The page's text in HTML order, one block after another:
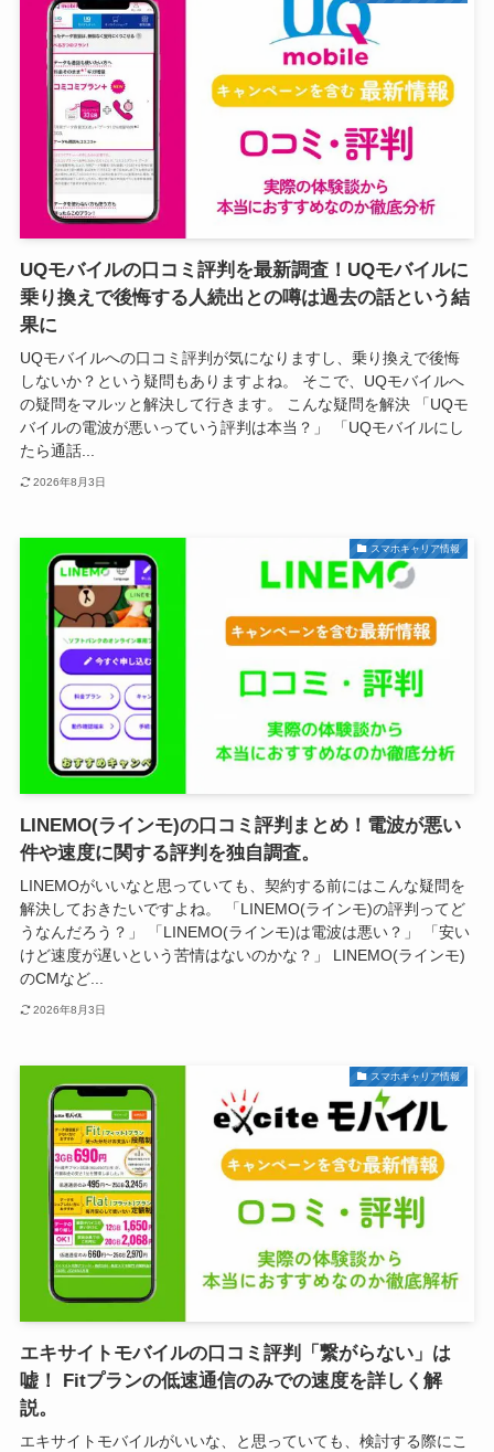
UQモバイルの口コミ評判を最新調査！UQモバイルに
乗り換えで後悔する人続出との噂は過去の話という結
果に
UQモバイルへの口コミ評判が気になりますし、乗り換えで後悔
しないか？という疑問もありますよね。 そこで、UQモバイルへ
の疑問をマルッと解決して行きます。 こんな疑問を解決 「UQモ
バイルの電波が悪いっていう評判は本当？」 「UQモバイルにし
たら通話...
2026年8月3日
スマホキャリア情報
LINEMO(ラインモ)の口コミ評判まとめ！電波が悪い
件や速度に関する評判を独自調査。
LINEMOがいいなと思っていても、契約する前にはこんな疑問を
解決しておきたいですよね。 「LINEMO(ラインモ)の評判ってど
うなんだろう？」 「LINEMO(ラインモ)は電波は悪い？」 「安い
けど速度が遅いという苦情はないのかな？」 LINEMO(ラインモ)
のCMなど...
2026年8月3日
スマホキャリア情報
エキサイトモバイルの口コミ評判「繋がらない」は
嘘！ Fitプランの低速通信のみでの速度を詳しく解
説。
エキサイトモバイルがいいな、と思っていても、検討する際にこ